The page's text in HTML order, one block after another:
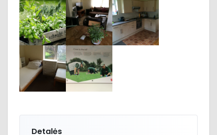
Detalės